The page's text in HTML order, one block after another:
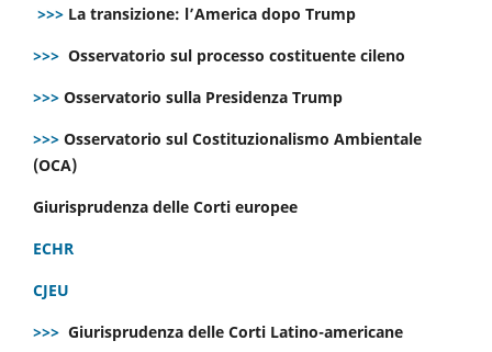
>>> La transizione: l’America dopo Trump
>>> Osservatorio sul processo costituente cileno
>>> Osservatorio sulla Presidenza Trump
>>> Osservatorio sul Costituzionalismo Ambientale
(OCA)
Giurisprudenza delle Corti europee
ECHR
CJEU
>>> Giurisprudenza delle Corti Latino-americane